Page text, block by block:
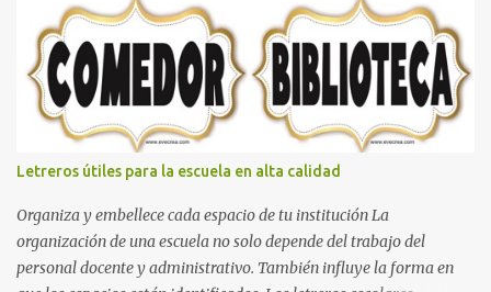
boxeo Ideas para decoraciones de fiestas infantiles Cosas bonitas
que se pueden hacer con gomas de coche
Letreros útiles para la escuela en alta calidad
Organiza y embellece cada espacio de tu institución La
organización de una escuela no solo depende del trabajo del
personal docente y administrativo. También influye la forma en